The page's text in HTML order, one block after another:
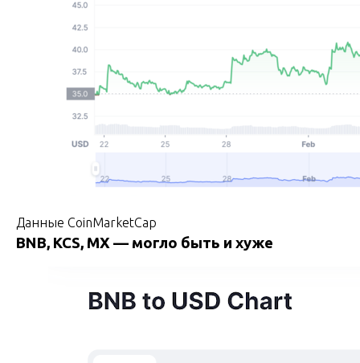
Данные CoinMarketCap
BNB, KCS, MX — могло быть и хуже